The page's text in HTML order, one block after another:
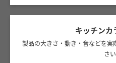
キッチンカ
製品の大きさ・動き・音などを
さい